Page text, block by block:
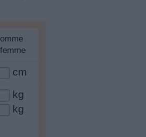
cm
kg
kg